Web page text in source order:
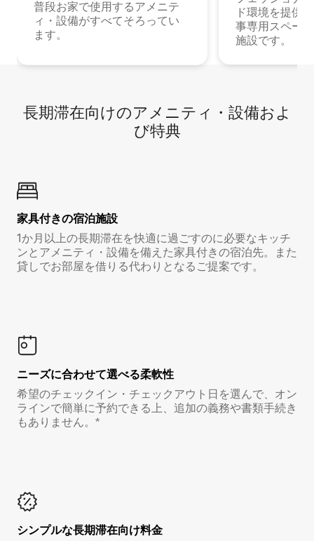
普段お家で使用するアメニテ
ィ・設備がすべてそろってい
ます。
ド環境を提供
事専用スペー
施設です。
長期滞在向け⁠のア⁠メ⁠ニ⁠テ⁠ィ⁠・設⁠備⁠およ
び特⁠典
家具付き⁠の宿⁠泊⁠施⁠設
1か月以上の長期滞在を快適に過ごすのに必要なキッチ
ンとアメニティ・設備を備えた家具付きの宿泊先。また
貸しでお部屋を借りる代わりとなるご提案です。
ニーズに合わせて選べる柔軟性
希望のチェックイン・チェックアウト日を選んで、オン
ラインで簡単に予約できる上、追加の義務や書類手続き
もありません。*
シンプルな長期滞在向け料金